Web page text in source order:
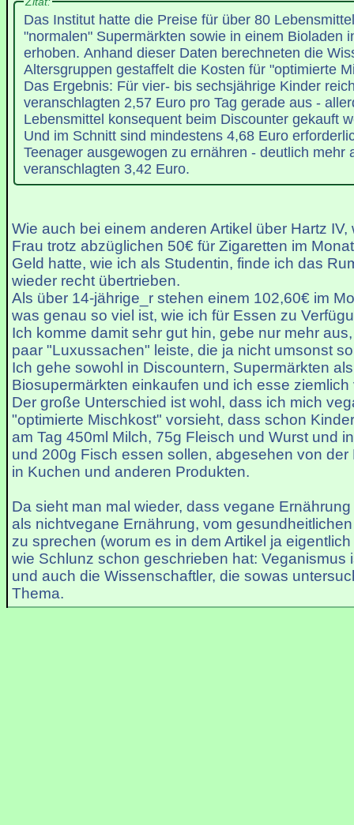
Das Institut hatte die Preise für über 80
"normalen" Supermärkten sowie in einem Bioladen
erhoben. Anhand dieser Daten berechneten die
Altersgruppen gestaffelt die Kosten für "optimierte
Das Ergebnis: Für vier- bis sechsjährige Kinder
veranschlagten 2,57 Euro pro Tag gerade aus -
Lebensmittel konsequent beim Discounter gekauft
Und im Schnitt sind mindestens 4,68 Euro
Teenager ausgewogen zu ernähren - deutlich mehr
veranschlagten 3,42 Euro.
Wie auch bei einem anderen Artikel über Hartz
Frau trotz abzüglichen 50€ für Zigaretten im
Geld hatte, wie ich als Studentin, finde ich das
wieder recht übertrieben.
Als über 14-jährige_r stehen einem 102,60€ im
was genau so viel ist, wie ich für Essen zu
Ich komme damit sehr gut hin, gebe nur mehr
paar "Luxussachen" leiste, die ja nicht umsonst
Ich gehe sowohl in Discountern, Supermärkten
Biosupermärkten einkaufen und ich esse ziemlich
Der große Unterschied ist wohl, dass ich mich
"optimierte Mischkost" vorsieht, dass schon
am Tag 450ml Milch, 75g Fleisch und Wurst und
und 200g Fisch essen sollen, abgesehen von der
in Kuchen und anderen Produkten.
Da sieht man mal wieder, dass vegane
als nichtvegane Ernährung, vom
zu sprechen (worum es in dem Artikel ja
wie Schlunz schon geschrieben hat: Veganismus
und auch die Wissenschaftler, die sowas
Thema.